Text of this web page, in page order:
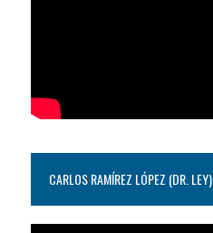
CARLOS RAMÍREZ LÓPEZ (DR. LEY)